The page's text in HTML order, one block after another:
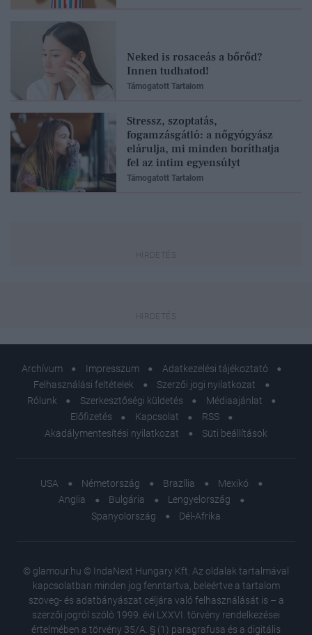
Neked is rosaceás a bőrőd?
Innen tudhatod!
Támogatott Tartalom
Stressz, szoptatás,
fogamzásgátló: a nőgyógyász
elárulja, mi minden boríthatja
fel az intim egyensúlyt
Támogatott Tartalom
Archívum Impresszum
Adatkezelési tájékoztató
Felhasználási feltételek
Szerzői jogi nyilatkozat
Rólunk
Szerkesztőségi küldetés
Médiaajánlat
Előfizetés
Kapcsolat
RSS
Akadálymentesítési nyilatkozat
Süti beállítások
USA Németország Brazília
Mexikó
Anglia
Bulgária
Lengyelország
Spanyolország
Dél-Afrika
© glamour.hu © IndaNext Hungary Kft. Az oldalak tartalmával
kapcsolatban minden jog fenntartva, beleértve a tartalom
szöveg- és adatbányászat céljára való felhasználását is – a
szerzői jogról szóló 1999. évi LXXVI. törvény rendelkezései
értelmében a törvény 35/A. § (1) paragrafusa és a digitális